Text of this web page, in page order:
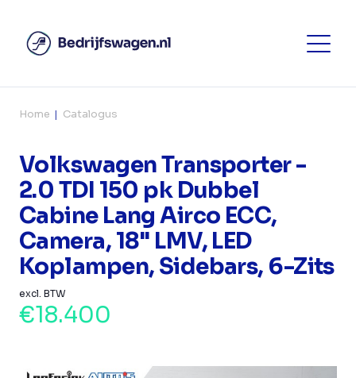
Home Catalogus
Volkswagen Transporter -
2.0 TDI 150 pk Dubbel
Cabine Lang Airco ECC,
Camera, 18" LMV, LED
Koplampen, Sidebars, 6-Zits
excl. BTW
€18.400